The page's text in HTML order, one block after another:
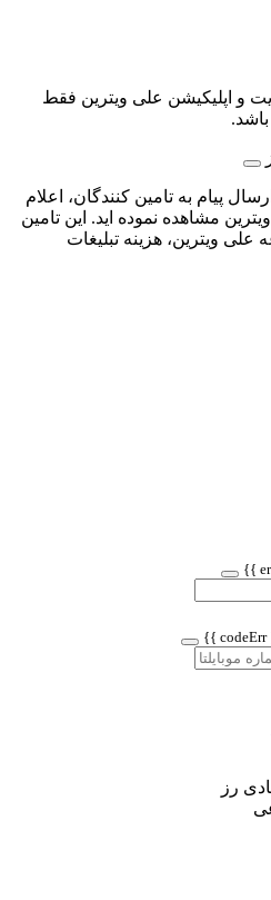
و اپلیکیشن علی ویترین فقط
پیام به تامین کنندگان، اعلام
مشاهده نموده اید. این تامین
ویترین، هزینه تبلیغات
{{
رز